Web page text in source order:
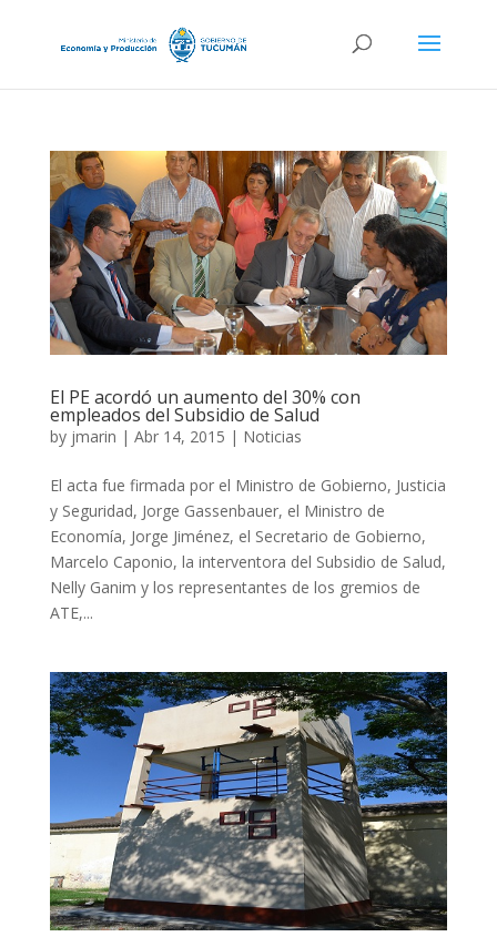
El PE acordó un aumento del 30% con
empleados del Subsidio de Salud
by jmarin | Abr 14, 2015 | Noticias
El acta fue firmada por el Ministro de Gobierno, Justicia
y Seguridad, Jorge Gassenbauer, el Ministro de
Economía, Jorge Jiménez, el Secretario de Gobierno,
Marcelo Caponio, la interventora del Subsidio de Salud,
Nelly Ganim y los representantes de los gremios de
ATE,...